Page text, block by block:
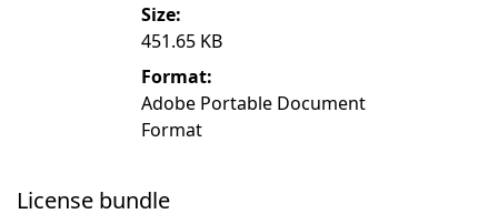
Size:
451.65 KB
Format:
Adobe Portable Document
Format
License bundle